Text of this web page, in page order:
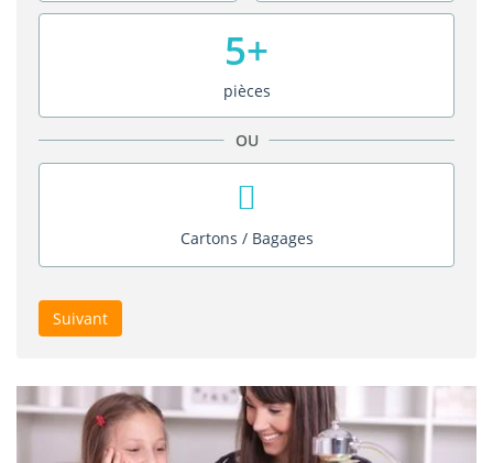
5+
pièces
OU
Cartons / Bagages
Suivant